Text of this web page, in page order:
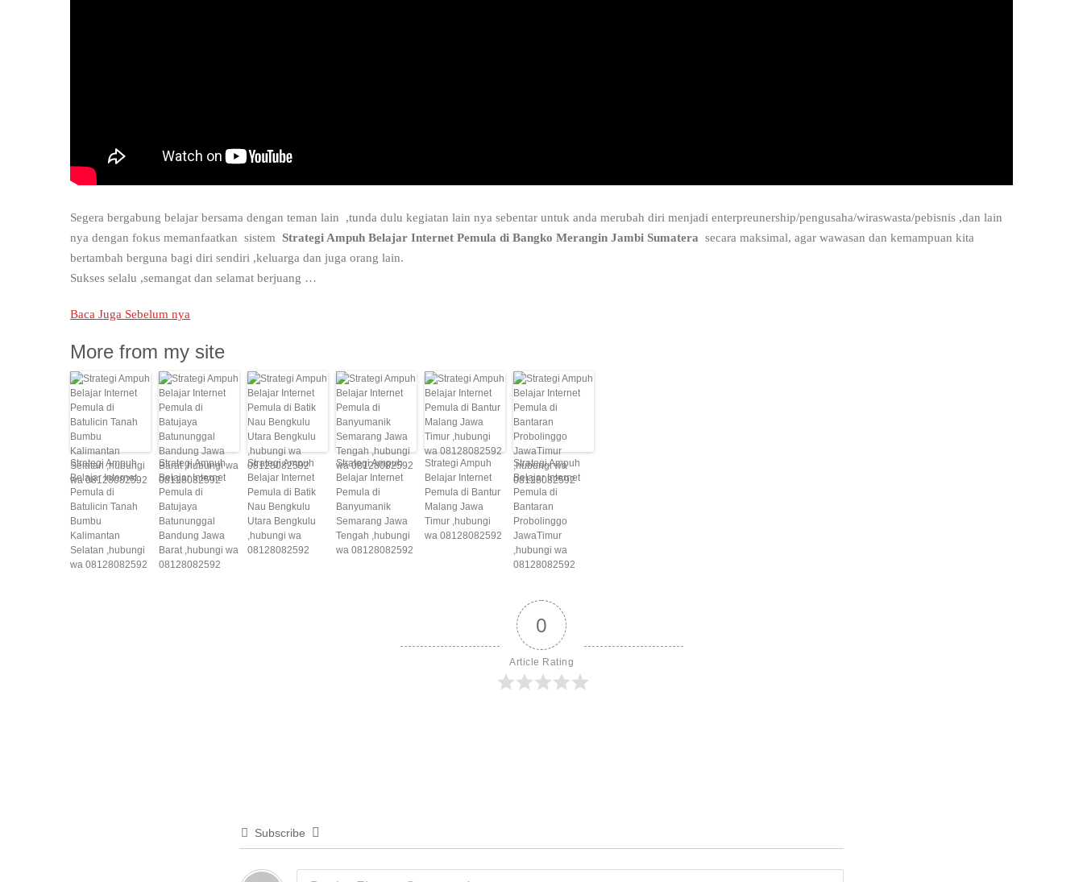
Segera bergabung belajar bersama dengan teman lain ,tunda dulu kegiatan lain nya sebentar untuk anda merubah diri menjadi enterpreunership/pengusaha/wiraswasta/pebisnis ,dan lain
nya dengan fokus memanfaatkan sistem Strategi Ampuh Belajar Internet Pemula di Bangko Merangin Jambi Sumatera secara maksimal, agar wawasan dan kemampuan kita
bertambah berguna bagi diri sendiri ,keluarga dan juga orang lain.
Sukses selalu ,semangat dan selamat berjuang …
Baca Juga Sebelum nya
More from my site
Strategi Ampuh
Belajar Internet
Pemula di
Batulicin Tanah
Bumbu
Kalimantan
Selatan ,hubungi
wa 08128082592
Strategi Ampuh
Belajar Internet
Pemula di
Batujaya
Batununggal
Bandung Jawa
Barat ,hubungi wa
08128082592
Strategi Ampuh
Belajar Internet
Pemula di Batik
Nau Bengkulu
Utara Bengkulu
,hubungi wa
08128082592
Strategi Ampuh
Belajar Internet
Pemula di
Banyumanik
Semarang Jawa
Tengah ,hubungi
wa 08128082592
Strategi Ampuh
Belajar Internet
Pemula di Bantur
Malang Jawa
Timur ,hubungi
wa 08128082592
Strategi Ampuh
Belajar Internet
Pemula di
Bantaran
Probolinggo
JawaTimur
,hubungi wa
08128082592
0
Article Rating
Subscribe